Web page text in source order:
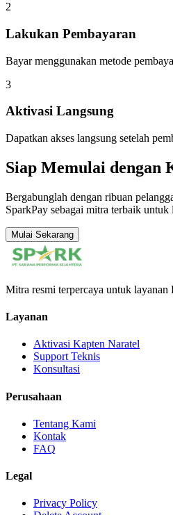
2
Lakukan Pembayaran
Bayar menggunakan metode
3
Aktivasi Langsung
Dapatkan akses langsung setelah
Siap Memulai dengan
Bergabunglah dengan ribuan
SparkPay sebagai mitra terbaik
Mulai Sekarang
Mitra resmi terpercaya untuk
Layanan
Aktivasi Kapten Naratel
Support Teknis
Konsultasi
Perusahaan
Tentang Kami
Kontak
FAQ
Legal
Privacy Policy